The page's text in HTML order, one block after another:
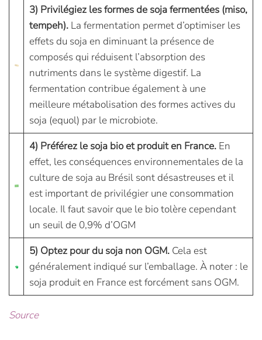
3) Privilégiez les formes de soja fermentées (miso,
tempeh).La fermentation permet d’optimiser les
effets du soja en diminuant la présence de
composés qui réduisent l’absorption des
nutriments dans le système digestif. La
fermentation contribue également à une
meilleure métabolisation des formes actives du
soja (equol) par le microbiote.
4) Préférez le soja bio et produit en France.En
effet, les conséquences environnementales de la
culture de soja au Brésil sont désastreuses et il
est important de privilégier une consommation
locale. Il faut savoir que le bio tolère cependant
un seuil de 0,9% d’OGM
5) Optez pour du soja non OGM.Cela est
généralement indiqué sur l’emballage. À noter : le
soja produit en France est forcément sans OGM.
Source